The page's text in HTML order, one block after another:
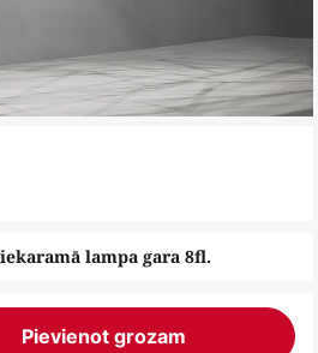
lampa gara 8fl.
Pievienot grozam